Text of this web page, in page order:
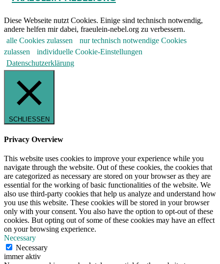
Diese Webseite nutzt Cookies. Einige sind technisch notwendig,
andere helfen mir dabei, fraeulein-nebel.org zu verbessern.
alle Cookies zulassen
nur technisch notwendige Cookies
zulassen
individuelle Cookie-Einstellungen
Datenschutzerklärung
SCHLIESSEN
Privacy Overview
This website uses cookies to improve your experience while you
navigate through the website. Out of these cookies, the cookies that
are categorized as necessary are stored on your browser as they are
essential for the working of basic functionalities of the website. We
also use third-party cookies that help us analyze and understand how
you use this website. These cookies will be stored in your browser
only with your consent. You also have the option to opt-out of these
cookies. But opting out of some of these cookies may have an effect
on your browsing experience.
Necessary
Necessary
immer aktiv